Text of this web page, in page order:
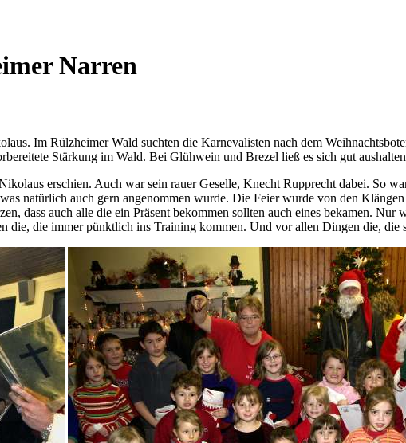
Narren
Im Rülzheimer Wald suchten die Karnevalisten nach dem
Stärkung im Wald. Bei Glühwein und Brezel ließ es sich gut
erschien. Auch war sein rauer Geselle, Knecht Rupprecht dabei. So
natürlich auch gern angenommen wurde. Die Feier wurde von den
dass auch alle die ein Präsent bekommen sollten auch eines bekamen.
die, die immer pünktlich ins Training kommen. Und vor allen Dingen die, die